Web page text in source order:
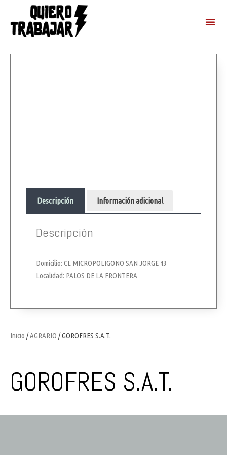
Inicio /AGRARIO / GOROFRES S.A.T.
GOROFRES S.A.T.
Descripción Información adicional
Descripción
Domicilio: CL MICROPOLIGONO SAN JORGE 43
Localidad: PALOS DE LA FRONTERA